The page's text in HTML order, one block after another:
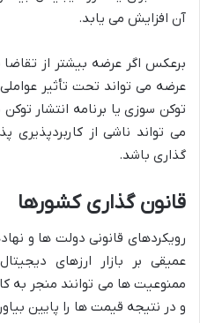
آن افزایش می یابد.
برعکس اگر عرضه بیشتر از
عرضه می تواند تحت تأثیر
توکن سوزی یا برنامه انتشار
می تواند ناشی از
گذاری باشد.
قانون گذاری کشورها
رویکردهای قانونی دولت ها و
عمیقی بر بازار ارزهای
ممنوعیت ها می توانند منجر به
و در نتیجه قیمت ها را پایین